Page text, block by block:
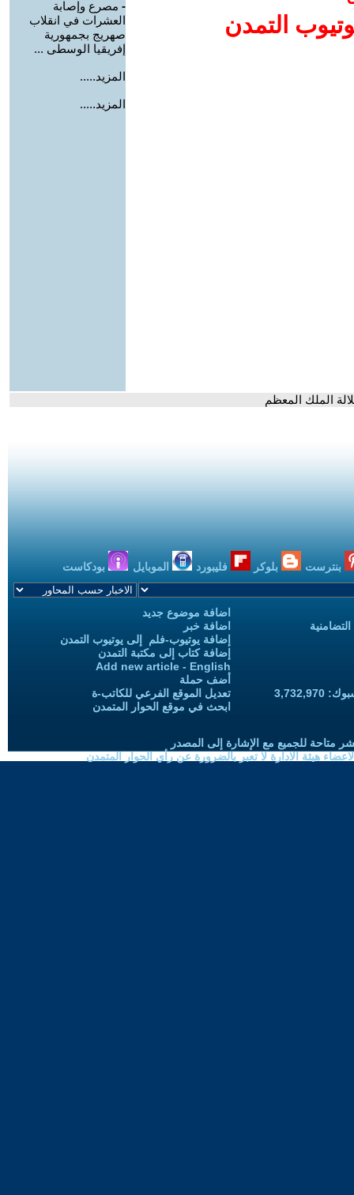
التمدن
- مصرع وإصابة
العشرات في انقلاب
صهريج بجمهورية
إفريقيا الوسطى ...
المزيد.....
المزيد.....
الملك المعظم
بنترست بلوكر فليبورد الموبايل بودكاست
اضافة موضوع جديد
اضافة خبر
إضافة يوتيوب-فلم إلى يوتيوب التمدن
إضافة كتاب إلى مكتبة التمدن
Add new article - English
أضف حملة
تعديل الموقع الفرعي للكاتب-ة
ابحث في موقع الحوار المتمدن
متاحة للجميع مع الإشارة إلى المصدر
هيئة الادارة لا تعبر بالضرورة عن رأي الحوار المتمدن